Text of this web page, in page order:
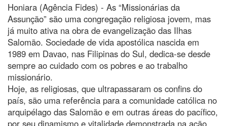
Honiara (Agência Fides) - As “Missionárias da
Assunção” são uma congregação religiosa jovem, mas
já muito ativa na obra de evangelização das Ilhas
Salomão. Sociedade de vida apostólica nascida em
1989 em Davao, nas Filipinas do Sul, dedica-se desde
sempre ao cuidado com os pobres e ao trabalho
missionário.
Hoje, as religiosas, que ultrapassaram os confins do
país, são uma referência para a comunidade católica no
arquipélago das Salomão e em outras áreas do pacífico,
por seu dinamismo e vitalidade demonstrada na ação